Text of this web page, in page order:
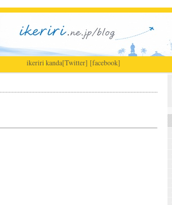
ikeriri|kanda[Twitter] [facebook]